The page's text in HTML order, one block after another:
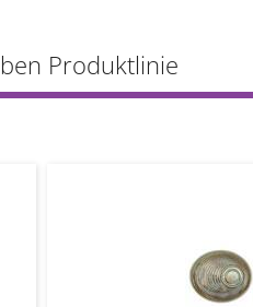
Produktlinie